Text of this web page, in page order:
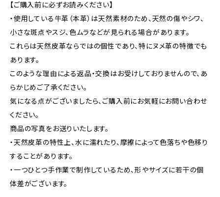
【ご購入前に必ずお読みください】
・使用している牛革（本革）は天然素材のため、天然の傷やシワ、
小さな斑点やスジ、色ムラなどが見られる場合があります。
これらは天然皮革ならではの個性であり、特にヌメ革の特徴でも
あります。
このような理由による返品・交換はお受けしておりませんので、あ
らかじめご了承ください。
気になる点がございましたら、ご購入前にお気軽にお問い合わせ
ください。
商品の写真をお送りいたします。
・天然皮革の特性上、水に濡れたり、摩擦によって色落ちや色移り
することがあります。
・一つひとつ手作業で制作しているため、形やサイズに若干の個
体差がございます。